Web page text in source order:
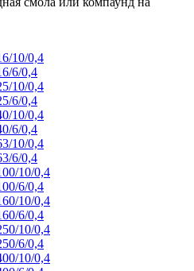
10/0,4
6/0,4
10/0,4
6/0,4
10/0,4
6/0,4
10/0,4
6/0,4
10/0,4
6/0,4
10/0,4
6/0,4
10/0,4
6/0,4
10/0,4